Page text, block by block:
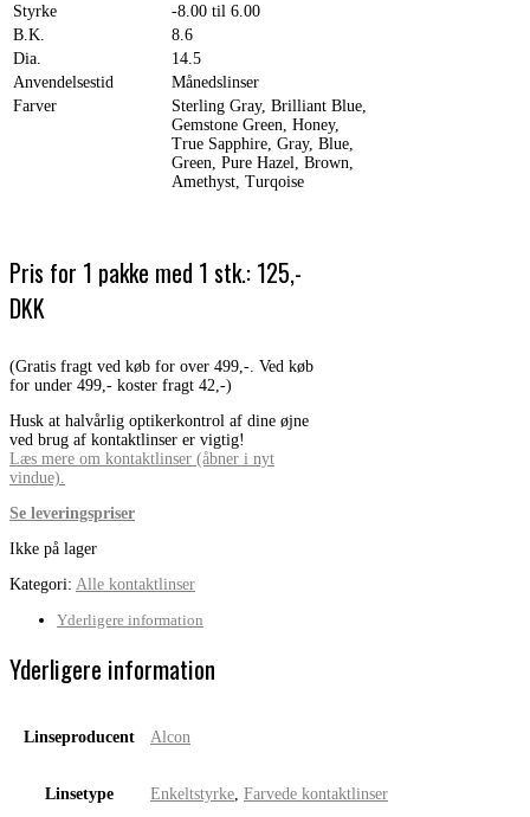
Styrke
-8.00 til 6.00
B.K.
8.6
Dia.
14.5
Anvendelsestid
Månedslinser
Farver
Sterling Gray, Brilliant Blue,
Gemstone Green, Honey,
True Sapphire, Gray, Blue,
Green, Pure Hazel, Brown,
Amethyst, Turqoise
Pris for 1 pakke med 1 stk.: 125,-
DKK
(Gratis fragt ved køb for over 499,-. Ved køb
for under 499,- koster fragt 42,-)
Husk at halvårlig optikerkontrol af dine øjne
ved brug af kontaktlinser er vigtig!
Læs mere om kontaktlinser (åbner i nyt
vindue).
Se leveringspriser
Ikke på lager
Kategori: Alle kontaktlinser
Yderligere information
Yderligere information
Linseproducent Alcon
Linsetype Enkeltstyrke Farvede kontaktlinser